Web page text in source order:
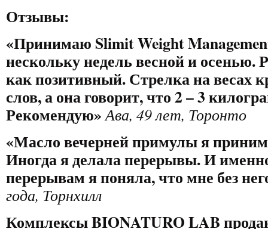
Отзывы:
«Принимаю Slimit Weight
нескольку недель весной и осенью.
как позитивный. Стрелка на весах
слов, а она говорит, что 2 – 3
Рекомендую» Ава, 49 лет, Торонто
«Масло вечерней примулы я
Иногда я делала перерывы. И
перерывам я поняла, что мне без
года, Торнхилл
Комплексы BIONATURO LAB